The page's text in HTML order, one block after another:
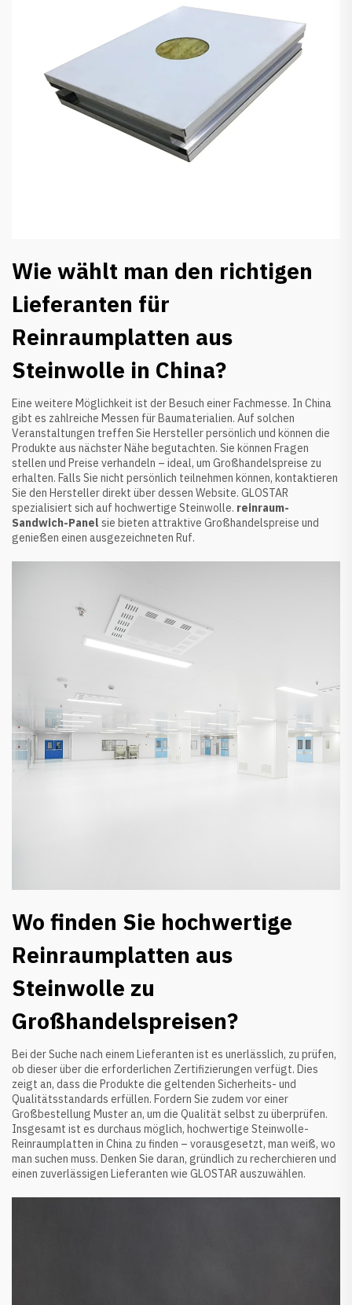
Wie wählt man den richtigen
Lieferanten für
Reinraumplatten aus
Steinwolle in China?
Eine weitere Möglichkeit ist der Besuch einer Fachmesse. In China
gibt es zahlreiche Messen für Baumaterialien. Auf solchen
Veranstaltungen treffen Sie Hersteller persönlich und können die
Produkte aus nächster Nähe begutachten. Sie können Fragen
stellen und Preise verhandeln – ideal, um Großhandelspreise zu
erhalten. Falls Sie nicht persönlich teilnehmen können, kontaktieren
Sie den Hersteller direkt über dessen Website. GLOSTAR
spezialisiert sich auf hochwertige Steinwolle. reinraum-
Sandwich-Panel sie bieten attraktive Großhandelspreise und
genießen einen ausgezeichneten Ruf.
Wo finden Sie hochwertige
Reinraumplatten aus
Steinwolle zu
Großhandelspreisen?
Bei der Suche nach einem Lieferanten ist es unerlässlich, zu prüfen,
ob dieser über die erforderlichen Zertifizierungen verfügt. Dies
zeigt an, dass die Produkte die geltenden Sicherheits- und
Qualitätsstandards erfüllen. Fordern Sie zudem vor einer
Großbestellung Muster an, um die Qualität selbst zu überprüfen.
Insgesamt ist es durchaus möglich, hochwertige Steinwolle-
Reinraumplatten in China zu finden – vorausgesetzt, man weiß, wo
man suchen muss. Denken Sie daran, gründlich zu recherchieren und
einen zuverlässigen Lieferanten wie GLOSTAR auszuwählen.